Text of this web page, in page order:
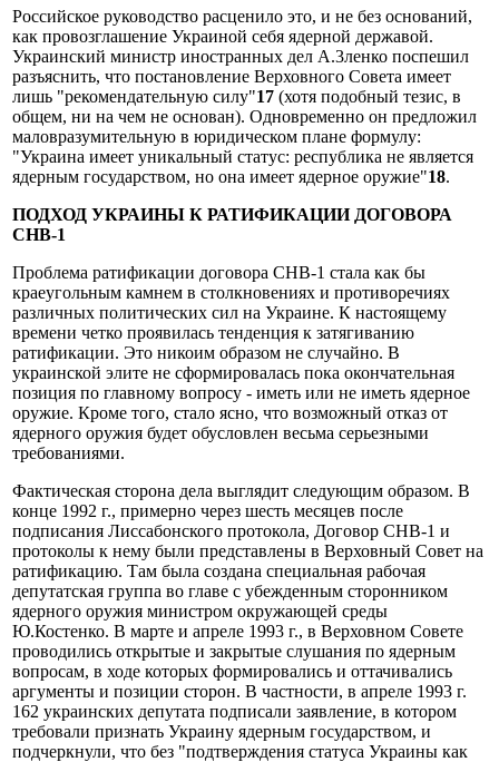
Российское руководство расценило это, и не без оснований,
как провозглашение Украиной себя ядерной державой.
Украинский министр иностранных дел А.3ленко поспешил
разъяснить, что постановление Верховного Совета имеет
лишь "рекомендательную силу"17 (хотя подобный тезис, в
общем, ни на чем не основан). Одновременно он предложил
маловразумительную в юридическом плане формулу:
"Украина имеет уникальный статус: республика не является
ядерным государством, но она имеет ядерное оружие"18.
ПОДХОД УКРАИНЫ К РАТИФИКАЦИИ ДОГОВОРА
СНВ-1
Проблема ратификации договора СНВ-1 стала как бы
краеугольным камнем в столкновениях и противоречиях
различных политических сил на Украине. К настоящему
времени четко проявилась тенденция к затягиванию
ратификации. Это никоим образом не случайно. В
украинской элите не сформировалась пока окончательная
позиция по главному вопросу - иметь или не иметь ядерное
оружие. Кроме того, стало ясно, что возможный отказ от
ядерного оружия будет обусловлен весьма серьезными
требованиями.
Фактическая сторона дела выглядит следующим образом. В
конце 1992 г., примерно через шесть месяцев после
подписания Лиссабонского протокола, Договор СНВ-1 и
протоколы к нему были представлены в Верховный Совет на
ратификацию. Там была создана специальная рабочая
депутатская группа во главе с убежденным сторонником
ядерного оружия министром окружающей среды
Ю.Костенко. В марте и апреле 1993 г., в Верховном Совете
проводились открытые и закрытые слушания по ядерным
вопросам, в ходе которых формировались и оттачивались
аргументы и позиции сторон. В частности, в апреле 1993 г.
162 украинских депутата подписали заявление, в котором
требовали признать Украину ядерным государством, и
подчеркнули, что без "подтверждения статуса Украины как